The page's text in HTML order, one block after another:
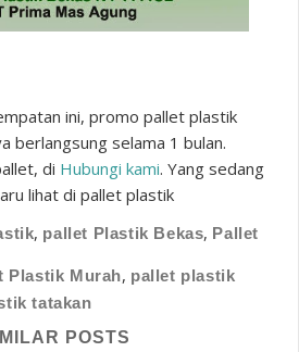
ini, promo pallet plastik
berlangsung selama 1 bulan.
di Hubungi kami. Yang sedang
lihat di pallet plastik
, pallet Plastik Bekas, Pallet
Plastik Murah, pallet plastik
tatakan
POSTS